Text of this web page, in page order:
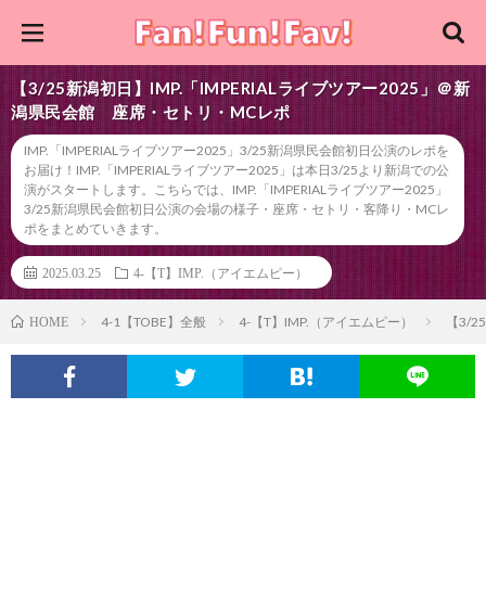
【3/25新潟初日】IMP.「IMPERIALライブツアー2025」＠新
潟県民会館 座席・セトリ・MCレポ
IMP.「IMPERIALライブツアー2025」3/25新潟県民会館初日公演のレポを
お届け！IMP.「IMPERIALライブツアー2025」は本日3/25より新潟での公
演がスタートします。こちらでは、IMP.「IMPERIALライブツアー2025」
3/25新潟県民会館初日公演の会場の様子・座席・セトリ・客降り・MCレ
ポをまとめていきます。
2025.03.25 4-【T】IMP.（アイエムピー）
HOME 4-1【TOBE】全般 4-【T】IMP.（アイエムピー） 【3/